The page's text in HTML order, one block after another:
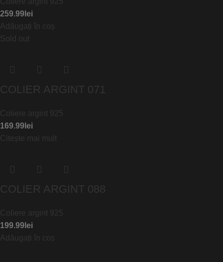
259.99 lei
Adăugați în coș
Sold out
COLIER ARGINT 071
Coliere argint 925
169.99 lei
Citește mai mult
COLIER ARGINT 088
Coliere argint 925
199.99 lei
Adăugați în coș